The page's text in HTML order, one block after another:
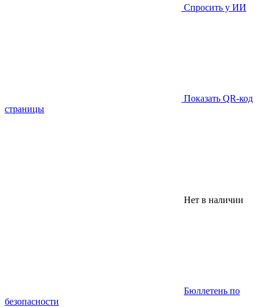
Спросить у ИИ
Показать QR-код
страницы
Нет в наличии
Бюллетень по
безопасности